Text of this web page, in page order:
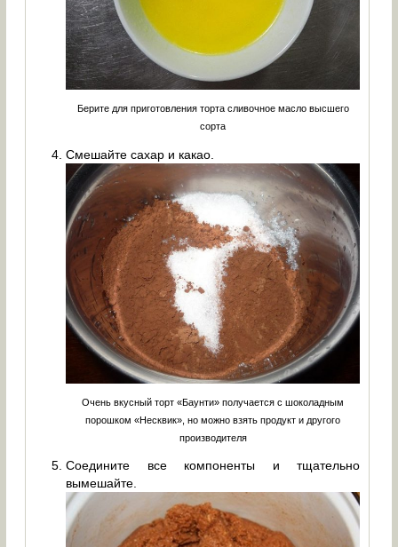
Берите для приготовления торта сливочное масло высшего
сорта
Смешайте сахар и какао.
Очень вкусный торт «Баунти» получается с шоколадным
порошком «Несквик», но можно взять продукт и другого
производителя
Соедините все компоненты и тщательно
вымешайте.